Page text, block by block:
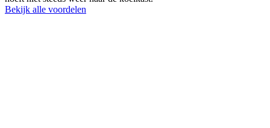
Bekijk alle voordelen